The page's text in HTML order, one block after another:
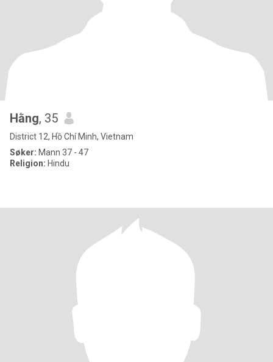
Hằng, 35
District 12, Hồ Chí Minh, Vietnam
Søker: Mann 37 - 47
Religion: Hindu